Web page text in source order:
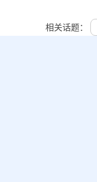
相关话题：